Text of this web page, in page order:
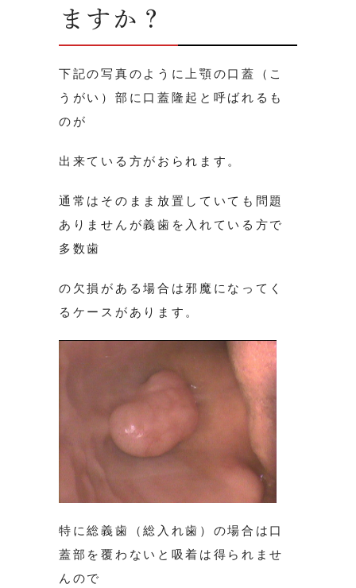
ますか？
下記の写真のように上顎の口蓋（こ
うがい）部に口蓋隆起と呼ばれるも
のが
出来ている方がおられます。
通常はそのまま放置していても問題
ありませんが義歯を入れている方で
多数歯
の欠損がある場合は邪魔になってく
るケースがあります。
特に総義歯（総入れ歯）の場合は口
蓋部を覆わないと吸着は得られませ
んので